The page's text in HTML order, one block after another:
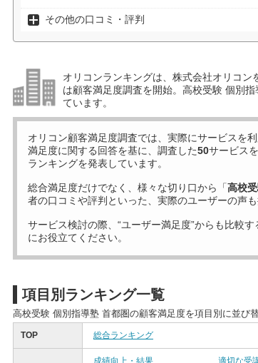
その他の口コミ・評判
オリコンランキングは、株式会社オリコ
は顧客満足度調査を開始。高校受験 個別
ています。
オリコン顧客満足度調査では、実際にサービスを
満足度に関する回答を基に、調査した50サービス
ランキングを発表しています。
総合満足度だけでなく、様々な切り口から「高校
者の口コミや評判といった、実際のユーザーの声も
サービス検討の際、“ユーザー満足度”からも比較す
にお役立てください。
項目別ランキング一覧
高校受験 個別指導塾 首都圏の顧客満足度を項目別に並び
TOP 総合ランキング
成績向上・結果 適切な受